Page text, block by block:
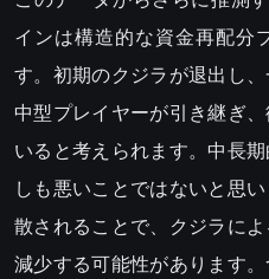
インは構造的な資金再配分
す。初期のクジラが退出し
中型プレイヤーが引き継ぎ
いると考えられます。中長
しも悪いことではないと思
散されることで、クジラに
減少する可能性があります